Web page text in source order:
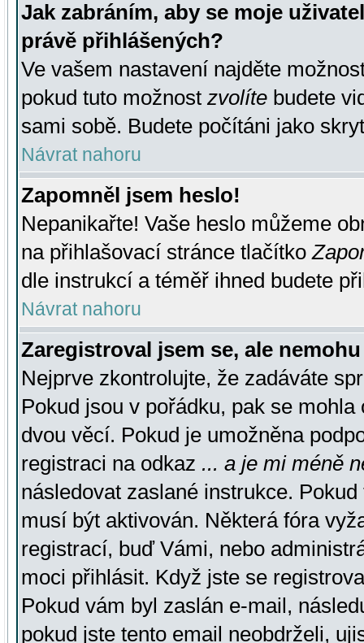
Jak zabráním, aby se moje
právě přihlášených?
Ve vašem nastavení najděte
pokud tuto možnost zvolíte budete
sami sobě. Budete počítáni jako
Návrat nahoru
Zapomněl jsem heslo!
Nepanikařte! Vaše heslo můžeme
na přihlašovací stránce tlačítko
dle instrukcí a téměř ihned budete
Návrat nahoru
Zaregistroval jsem se, ale
Nejprve zkontrolujte, že zadáváte
Pokud jsou v pořádku, pak se
dvou věcí. Pokud je umožněna
registraci na odkaz ... a je mi méně
následovat zaslané instrukce.
musí být aktivován. Některá fóra
registrací, buď Vámi, nebo
moci přihlásit. Když jste se
Pokud vám byl zaslán e-mail,
pokud jste tento email neobdrželi,